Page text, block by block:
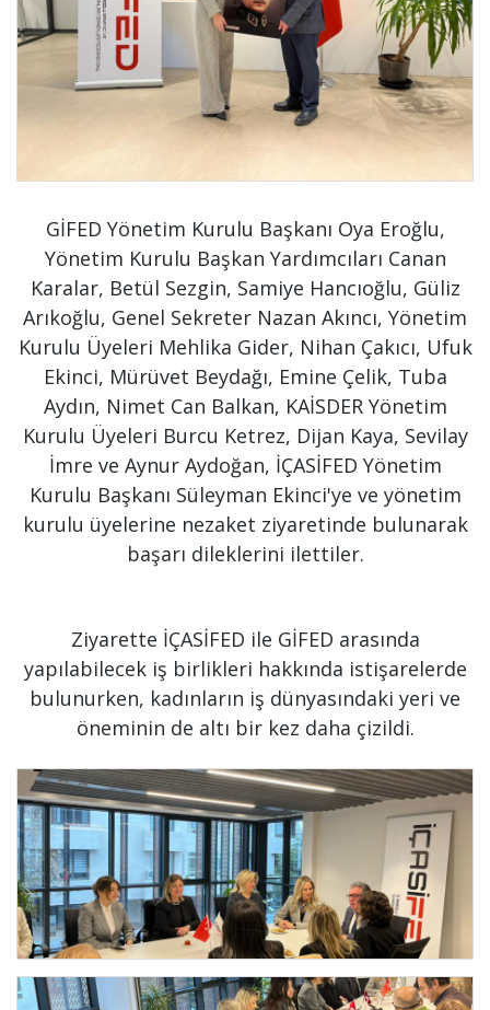
GİFED Yönetim Kurulu Başkanı Oya Eroğlu,
Yönetim Kurulu Başkan Yardımcıları Canan
Karalar, Betül Sezgin, Samiye Hancıoğlu, Güliz
Arıkoğlu, Genel Sekreter Nazan Akıncı, Yönetim
Kurulu Üyeleri Mehlika Gider, Nihan Çakıcı, Ufuk
Ekinci, Mürüvet Beydağı, Emine Çelik, Tuba
Aydın, Nimet Can Balkan, KAİSDER Yönetim
Kurulu Üyeleri Burcu Ketrez, Dijan Kaya, Sevilay
İmre ve Aynur Aydoğan, İÇASİFED Yönetim
Kurulu Başkanı Süleyman Ekinci'ye ve yönetim
kurulu üyelerine nezaket ziyaretinde bulunarak
başarı dileklerini ilettiler.
Ziyarette İÇASİFED ile GİFED arasında
yapılabilecek iş birlikleri hakkında istişarelerde
bulunurken, kadınların iş dünyasındaki yeri ve
öneminin de altı bir kez daha çizildi.